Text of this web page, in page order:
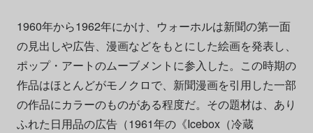
1960年から1962年にかけ、ウォーホルは新聞の第一面
の見出しや広告、漫画などをもとにした絵画を発表し、
ポップ・アートのムーブメントに参入した。この時期の
作品はほとんどがモノクロで、新聞漫画を引用した一部
の作品にカラーのものがある程度だ。その題材は、あり
ふれた日用品の広告（1961年の《Icebox（冷蔵